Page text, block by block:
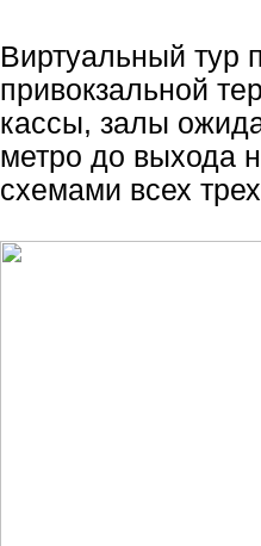
Виртуальный тур
привокзальной
кассы, залы
метро до выхода
схемами всех